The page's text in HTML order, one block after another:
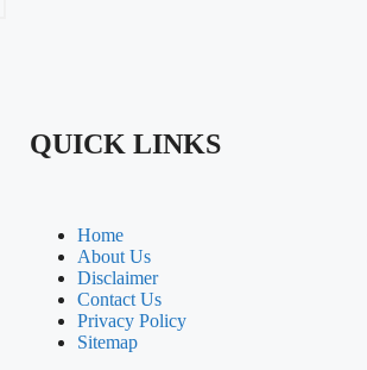
QUICK LINKS
Home
About Us
Disclaimer
Contact Us
Privacy Policy
Sitemap